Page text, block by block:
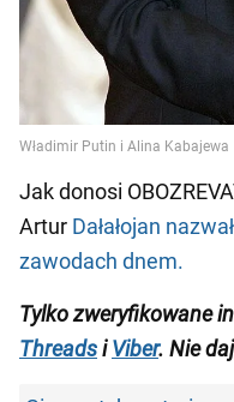
Jak donosi
Artur Dałałojan
zawodach dnem.
Tylko zweryfikowane
Threadsi Viber. Nie